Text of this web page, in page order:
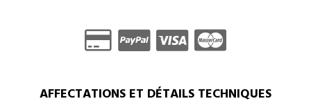
AFFECTATIONS ET DÉTAILS TECHNIQUES